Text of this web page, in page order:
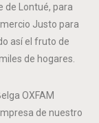
de Lontué, para
Justo para
así el fruto de
de hogares.
OXFAM
de nuestro